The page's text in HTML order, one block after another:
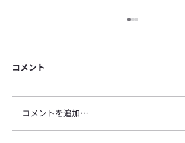
コメント
コメントを追加…